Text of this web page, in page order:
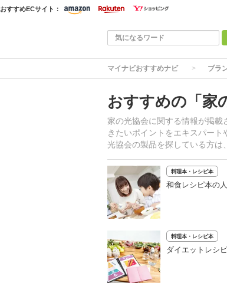
おすすめECサイト：
マイナビおすすめナビ ブラ
おすすめの「家
家の光協会に関する情報が掲載
きたいポイントをエキスパー
光協会の製品を探している方は
料理本・レシピ本
和食レシピ本の
料理本・レシピ本
ダイエットレシ